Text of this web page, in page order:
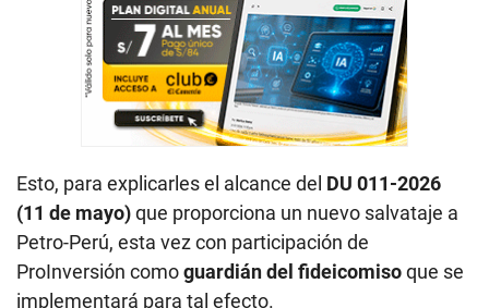
Esto, para explicarles el alcance del DU 011-2026
(11 de mayo)que proporciona un nuevo salvataje a
Petro-Perú, esta vez con participación de
ProInversión comoguardián del fideicomisoque se
implementará para tal efecto.